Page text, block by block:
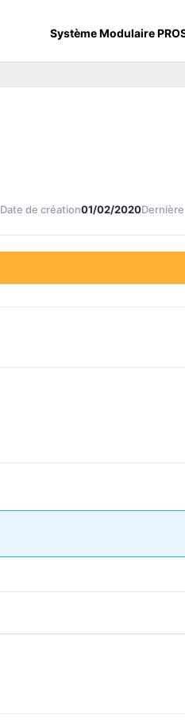
Système Modulaire
Date de création01/02/2020